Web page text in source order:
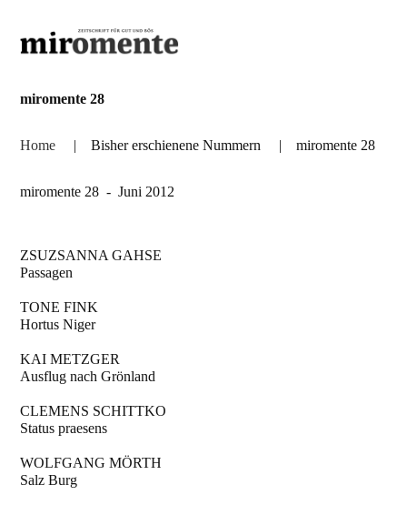
miromente 28
Home | Bisher erschienene Nummern | miromente 28
miromente 28 - Juni 2012
ZSUZSANNA GAHSE
Passagen
TONE FINK
Hortus Niger
KAI METZGER
Ausflug nach Grönland
CLEMENS SCHITTKO
Status praesens
WOLFGANG MÖRTH
Salz Burg